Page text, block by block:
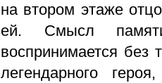
на втором этаже
ей. Смысл
воспринимается без
легендарного